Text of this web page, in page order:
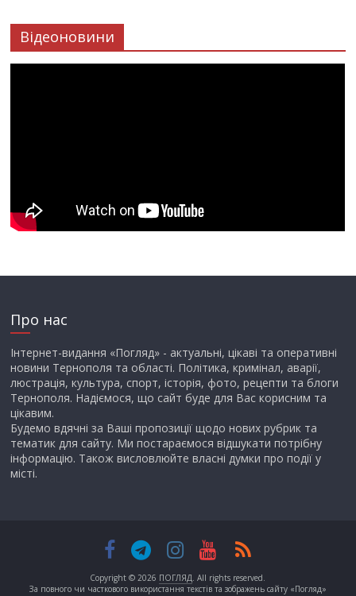
Відеоновини
Про нас
Інтернет-видання «Погляд» - актуальні, цікаві та оперативні
новини Тернополя та області. Політика, кримінал, аварії,
люстрація, культура, спорт, історія, фото, рецепти та блоги
Тернополя. Надіємося, що сайт буде для Вас корисним та
цікавим.
Будемо вдячні за Ваші пропозиції щодо нових рубрик та
тематик для сайту. Ми постараємося відшукати потрібну
інформацію. Також висловлюйте власні думки про події у
місті.
Copyright © 2026 ПОГЛЯД. All rights reserved.
За повного чи часткового використання текстів та зображень сайту «Погляд»